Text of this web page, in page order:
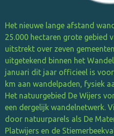
Het nieuwe lange afstand
25.000 hectaren grote gebied
uitstrekt over zeven
uitgetekend binnen het
januari dit jaar officieel is
km aan wandelpaden, fysiek
Het natuurgebied De Wijers
een dergelijk wandelnetwerk.
door natuurparels als De
Platwijers en de